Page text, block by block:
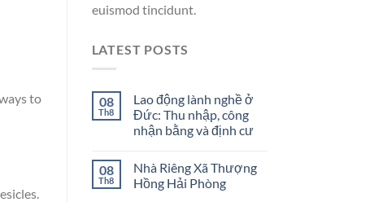
to
euismod tincidunt.
LATEST POSTS
08
Th8
Lao động lành nghề ở
Đức: Thu nhập, công
nhận bằng và định cư
08
Th8
Nhà Riêng Xã Thượng
Hồng Hải Phòng